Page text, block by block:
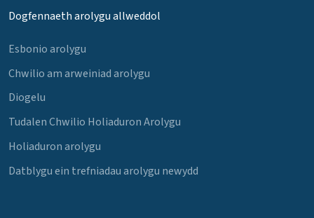
Dogfennaeth arolygu allweddol
Esbonio arolygu
Chwilio am arweiniad arolygu
Diogelu
Tudalen Chwilio Holiaduron Arolygu
Holiaduron arolygu
Datblygu ein trefniadau arolygu newydd